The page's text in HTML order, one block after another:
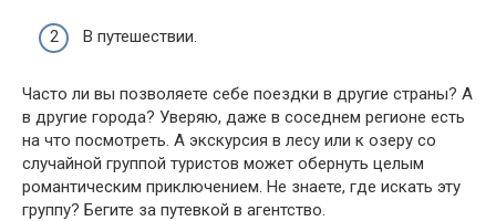
В путешествии.
Часто ли вы позволяете себе поездки в другие страны? А
в другие города? Уверяю, даже в соседнем регионе есть
на что посмотреть. А экскурсия в лесу или к озеру со
случайной группой туристов может обернуть целым
романтическим приключением. Не знаете, где искать эту
группу? Бегите за путевкой в агентство.